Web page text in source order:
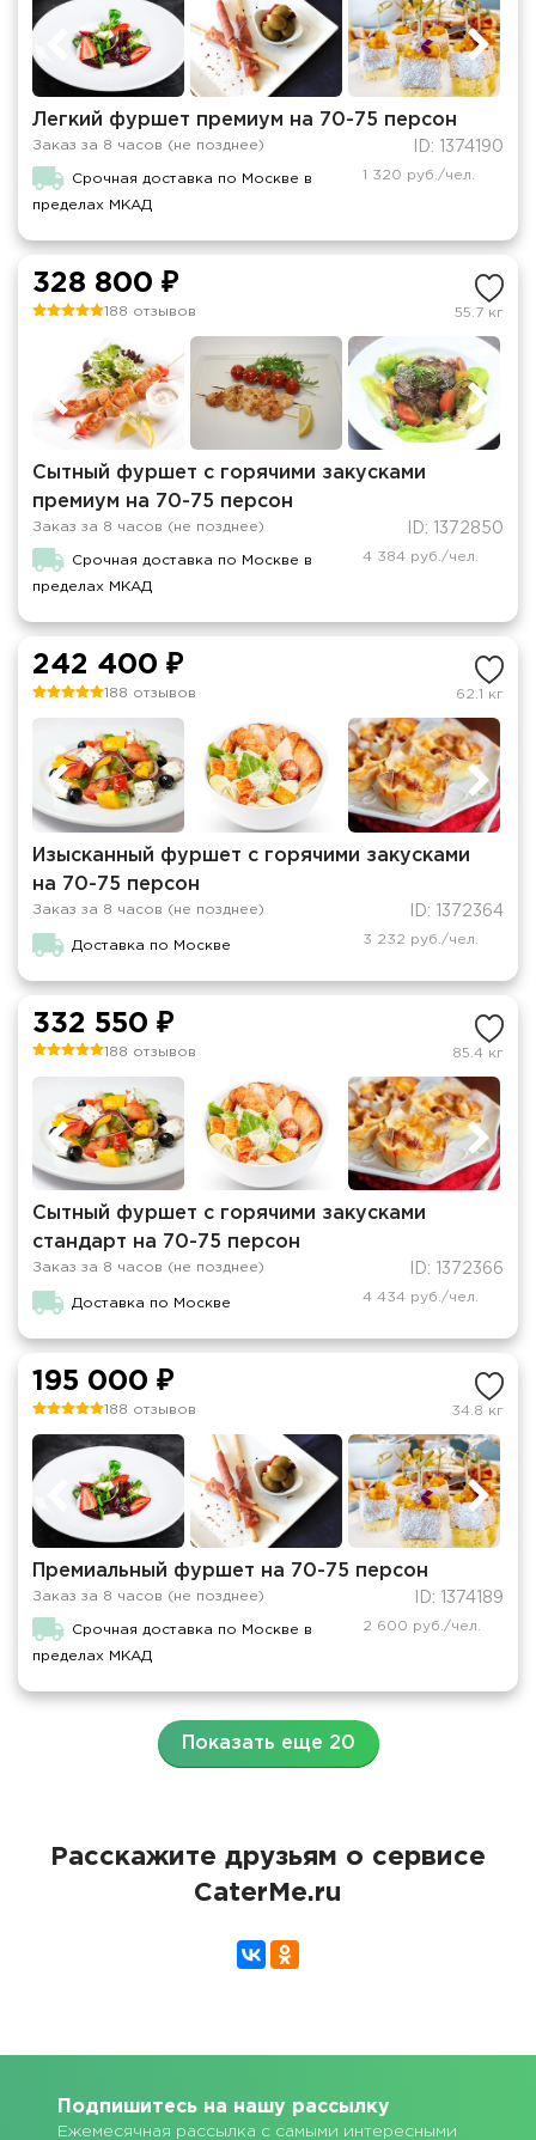
Легкий фуршет премиум на 70-75 персон
Заказ за 8 часов (не позднее) ID: 1374190
Срочная доставка по Москве в
пределах МКАД
1 320 руб./чел.
328 800 ₽
188 отзывов 55.7 кг
Сытный фуршет c горячими закусками
премиум на 70-75 персон
Заказ за 8 часов (не позднее) ID: 1372850
Срочная доставка по Москве в
пределах МКАД
4 384 руб./чел.
242 400 ₽
188 отзывов 62.1 кг
Изысканный фуршет c горячими закусками
на 70-75 персон
Заказ за 8 часов (не позднее) ID: 1372364
Доставка по Москве 3 232 руб./чел.
332 550 ₽
188 отзывов 85.4 кг
Сытный фуршет c горячими закусками
стандарт на 70-75 персон
Заказ за 8 часов (не позднее) ID: 1372366
Доставка по Москве 4 434 руб./чел.
195 000 ₽
188 отзывов 34.8 кг
Премиальный фуршет на 70-75 персон
Заказ за 8 часов (не позднее) ID: 1374189
Срочная доставка по Москве в
пределах МКАД
2 600 руб./чел.
Показать еще 20
Расскажите друзьям о сервисе
CaterMe.ru
Подпишитесь на нашу рассылку
Ежемесячная рассылка с самыми интересными